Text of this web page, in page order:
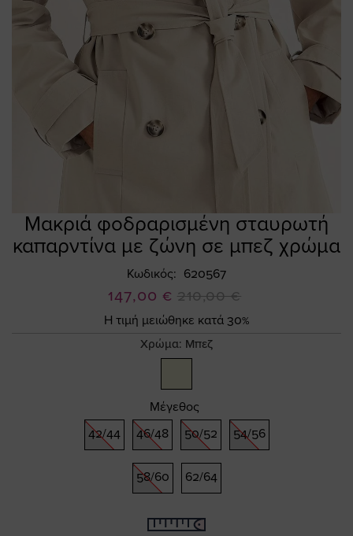
Μακριά φοδραρισμένη σταυρωτή
καπαρντίνα με ζώνη σε μπεζ χρώμα
Κωδικός 620567
Ειδική
Τιμή
147,00 € 210,00 €
Η τιμή μειώθηκε κατά 30%
Χρώμα: Μπεζ
Μέγεθος
42/44
46/48 50/52 54/56
58/60 62/64
Skip
to
the